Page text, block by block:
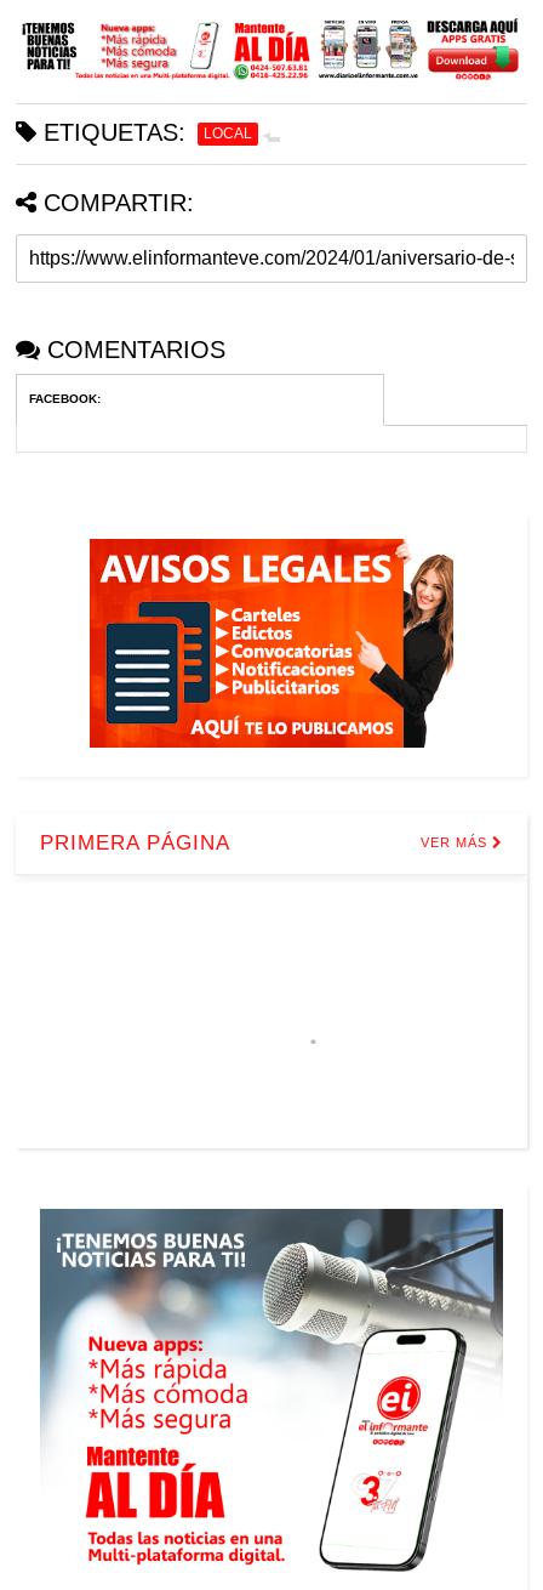
ETIQUETAS: LOCAL
COMPARTIR:
COMENTARIOS
FACEBOOK:
PRIMERA PÁGINA VER MÁS